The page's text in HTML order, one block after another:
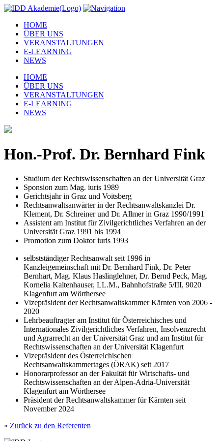
HOME
ÜBER UNS
VERANSTALTUNGEN
E-LEARNING
NEWS
HOME
ÜBER UNS
VERANSTALTUNGEN
E-LEARNING
NEWS
Hon.-Prof. Dr. Bernhard Fink
Studium der Rechtswissenschaften an der Universität Graz
Sponsion zum Mag. iuris 1989
Gerichtsjahr in Graz und Voitsberg
Rechtsanwaltsanwärter in der Rechtsanwaltskanzlei Dr.
Klement, Dr. Schreiner und Dr. Allmer in Graz 1990/1991
Assistent am Institut für Zivilgerichtliches Verfahren an der
Universität Graz 1991 bis 1994
Promotion zum Doktor iuris 1993
selbstständiger Rechtsanwalt seit 1996 in
Kanzleigemeinschaft mit Dr. Bernhard Fink, Dr. Peter
Bernhart, Mag. Klaus Haslinglehner, Dr. Bernd Peck, Mag.
Kornelia Kaltenhauser, LL.M., Bahnhofstraße 5/III, 9020
Klagenfurt am Wörthersee
Vizepräsident der Rechtsanwaltskammer Kärnten von 2006 -
2020
Lehrbeauftragter am Institut für Österreichisches und
Internationales Zivilgerichtliches Verfahren, Insolvenzrecht
und Agrarrecht an der Universität Graz und am Institut für
Rechtswissenschaften an der Universität Klagenfurt
Vizepräsident des Österreichischen
Rechtsanwaltskammertages (ÖRAK) seit 2017
Honorarprofessor an der Fakultät für Wirtschafts- und
Rechtswissenschaften an der Alpen-Adria-Universität
Klagenfurt am Wörthersee
Präsident der Rechtsanwaltskammer für Kärnten seit
November 2024
« Zurück zu den Referenten